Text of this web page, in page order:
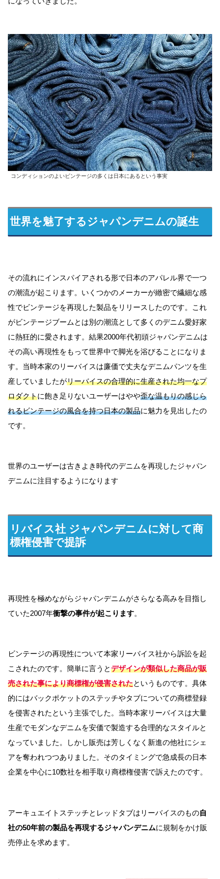
コンディションのよいビンテージの多くは日本にあるという事実
世界を魅了するジャパンデニムの誕生
その流れにインスパイアされる形で日本のアパレル界で一つ
の潮流が起こります。いくつかのメーカーが緻密で繊細な感
性でビンテージを再現した製品をリリースしたのです。これ
がビンテージブームとは別の潮流として多くのデニム愛好家
に熱狂的に愛されます。結果2000年代初頭ジャパンデニムは
その高い再現性をもって世界中で脚光を浴びることになりま
す。当時本家のリーバイスは廉価で丈夫なデニムパンツを生
産していましたがリーバイスの合理的に生産された均一なプ
ロダクトに飽き足りないユーザーはやや歪な温もりの感じら
れるビンテージの風合を持つ日本の製品に魅力を見出したの
です。
世界のユーザーは古きよき時代のデニムを再現したジャパン
デニムに注目するようになります
リバイス社 ジャパンデニムに対して商
標権侵害で提訴
再現性を極めながらジャパンデニムがさらなる高みを目指し
ていた2007年衝撃の事件が起こります。
ビンテージの再現性について本家リーバイス社から訴訟を起
こされたのです。簡単に言うとデザインが類似した商品が販
売された事により商標権が侵害されたというものです。具体
的にはバックポケットのステッチやタブについての商標登録
を侵害されたという主張でした。当時本家リーバイスは大量
生産でモダンなデニムを安価で製造する合理的なスタイルと
なっていました。しかし販売は芳しくなく新進の他社にシェ
アを奪われつつありました。そのタイミングで急成長の日本
企業を中心に10数社を相手取り商標権侵害で訴えたのです。
アーキュエイトステッチとレッドタブはリーバイスのもの自
社の50年前の製品を再現するジャパンデニムに規制をかけ販
売停止を求めます。